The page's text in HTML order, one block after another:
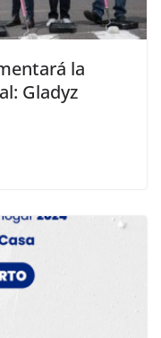
la
Gladyz